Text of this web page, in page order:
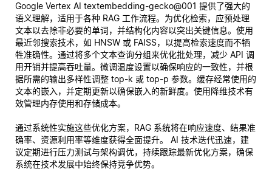
Google Vertex AI textembedding-gecko@001 提供了强大的
语义理解，适用于各种 RAG 工作流程。为优化检索，应预处理
文本以去除非必要的单词，并结构化内容以突出关键信息。使用
最近邻搜索技术，如 HNSW 或 FAISS，以提高检索速度而不牺
牲准确性。通过将多个文本查询分组来优化批处理，减少 API 调
用开销并提高吞吐量。微调温度设置以确保响应的一致性，并根
据所需的输出多样性调整 top-k 或 top-p 参数。缓存经常使用的
文本的嵌入，并定期更新以确保嵌入的新鲜度。使用降维技术有
效管理内存使用和存储成本。
通过系统性实施这些优化方案，RAG 系统将在响应速度、结果准
确率、资源利用率等维度获得全面提升。 AI 技术迭代迅速，建
议定期进行压力测试与架构调优，持续跟踪最新优化方案，确保
系统在技术发展中始终保持竞争优势。